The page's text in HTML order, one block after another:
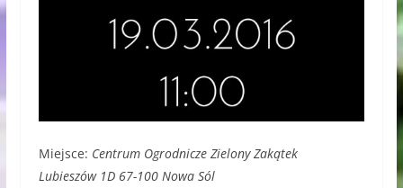
Miejsce: Centrum Ogrodnicze Zielony Zakątek
Lubieszów 1D 67-100 Nowa Sól